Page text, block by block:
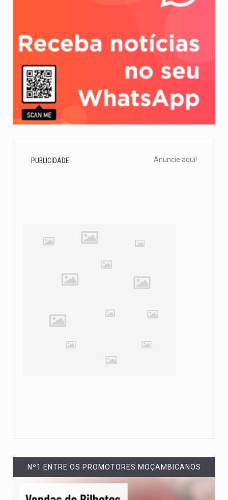
PUBLICIDADE Anuncie aqui!
Nº1 ENTRE OS PROMOTORES MOÇAMBICANOS